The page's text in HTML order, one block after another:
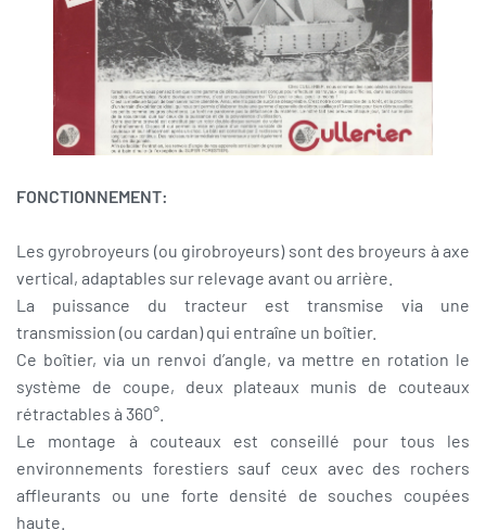
FONCTIONNEMENT:
Les gyrobroyeurs (ou girobroyeurs) sont des broyeurs à axe
vertical, adaptables sur relevage avant ou arrière.
La puissance du tracteur est transmise via une
transmission (ou cardan) qui entraîne un boîtier.
Ce boîtier, via un renvoi d’angle, va mettre en rotation le
système de coupe, deux plateaux munis de couteaux
rétractables à 360°.
Le montage à couteaux est conseillé pour tous les
environnements forestiers sauf ceux avec des rochers
affleurants ou une forte densité de souches coupées
haute.